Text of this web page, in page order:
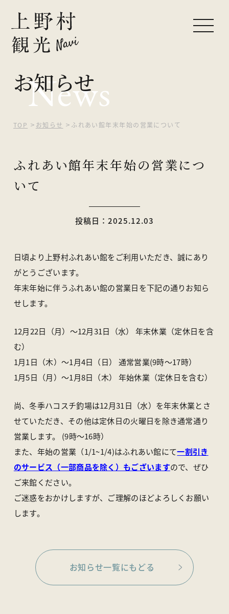
ピックアップ
観光する
自然を楽しむ
オンラインストア
お問い合わせ
〒370-1617 群馬県多野郡上野村楢原310-1
TEL 0274-20-7070／ FAX 0274-59-2520
お知らせ
News
TOP お知らせ ふれあい館年末年始の営業について
ふれあい館年末年始の営業につ
いて
投稿日：2025.12.03
日頃より上野村ふれあい館をご利用いただき、誠にあり
がとうございます。 ​
年末年始に伴うふれあい館の営業日を下記の通りお知ら
せします。 ​
12月22日（月）～12月31日（水） ​年末休業（定休日を含
む） ​
1月1日（木）～1月4日（日） ​通常営業(9時～17時） ​
1月5日（月）～1月8日（木） ​年始休業（定休日を含む） ​
尚、冬季ハコスチ釣場は12月31日（水）を年末休業とさ
せていただき、その他は定休日の火曜日を除き通常通り
営業します。 ​(9時～16時） ​
また、年始の営業（1/1~1/4)はふれあい館にて一割引き
のサービス（一部商品を除く）もございますので、ぜひ
ご来館ください。 ​
ご迷惑をおかけしますが、ご理解のほどよろしくお願い
します。 ​
お知らせ一覧にもどる